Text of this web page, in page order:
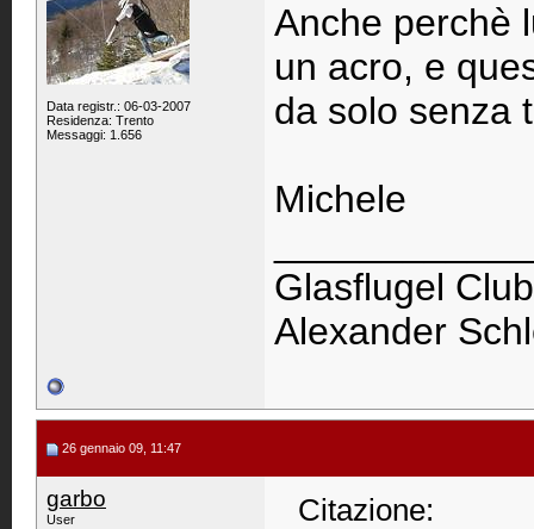
Data registr.: 06-03-2007
Residenza: Trento
Messaggi: 1.656
Anche perchè
un acro, e
da solo senza
Michele
Glasflugel
Alexander
26 gennaio 09, 11:47
garbo
User Citazione: